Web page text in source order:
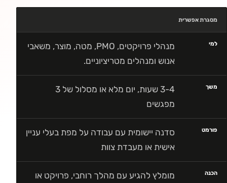
מסגרת אפשרית
למי
מנהלי פרויקטים, PMO, מטה, מוצר, משאבי
אנוש ומנהלים מטריציוניים.
משך
3-4 שעות, יום מלא או מסלול של 3
מפגשים
פורמט
סדנה יישומית עם עבודה על מפת בעלי עניין
אישית או מעבדת צוות
הכנה
מומלץ להגיע עם מהלך רוחבי, פרויקט או